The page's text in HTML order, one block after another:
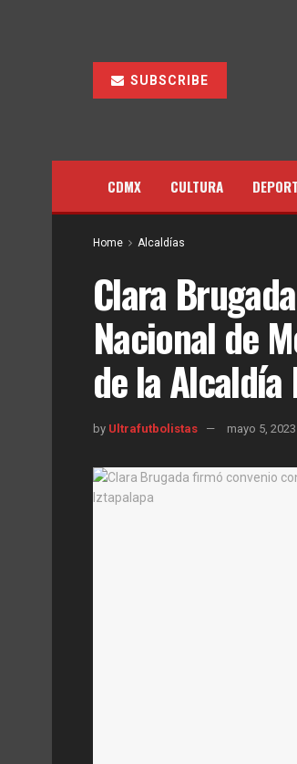
SUBSCRIBE
CDMX CULTURA
Home Alcaldías
Clara
Nacional de
de la Alcaldía
by Ultrafutbolistas mayo 5, 2023